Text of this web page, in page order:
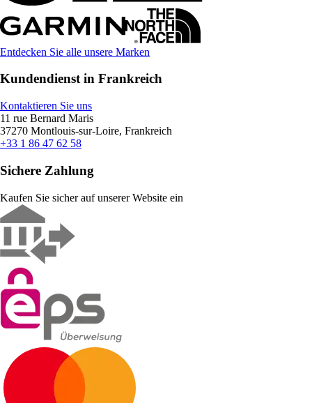
Entdecken Sie alle unsere Marken
Kundendienst in Frankreich
Kontaktieren Sie uns
11 rue Bernard Maris
37270 Montlouis-sur-Loire, Frankreich
+33 1 86 47 62 58
Sichere Zahlung
Kaufen Sie sicher auf unserer Website ein